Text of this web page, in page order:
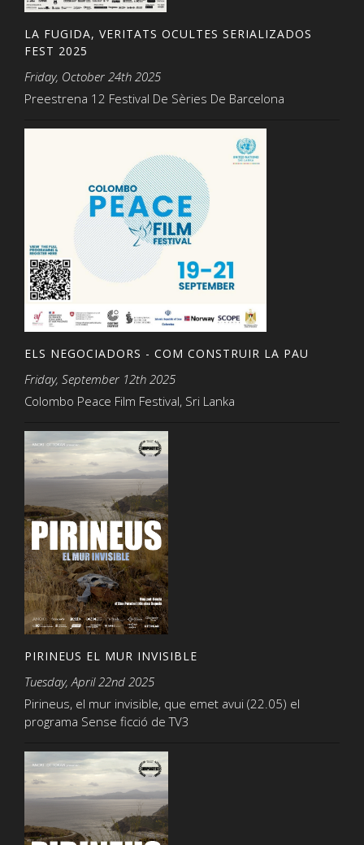
LA FUGIDA, VERITATS OCULTES SERIALIZADOS
FEST 2025
Friday, October 24th 2025
Preestrena 12 Festival De Sèries De Barcelona
ELS NEGOCIADORS - COM CONSTRUIR LA PAU
Friday, September 12th 2025
Colombo Peace Film Festival, Sri Lanka
PIRINEUS EL MUR INVISIBLE
Tuesday, April 22nd 2025
Pirineus, el mur invisible, que emet avui (22.05) el
programa Sense ficció de TV3